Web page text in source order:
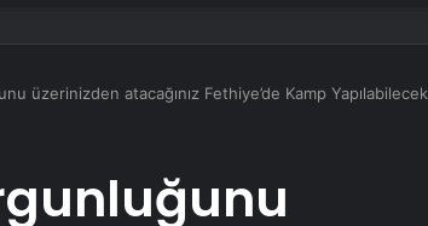
üzerinizden atacağınız Fethiye’de Kamp